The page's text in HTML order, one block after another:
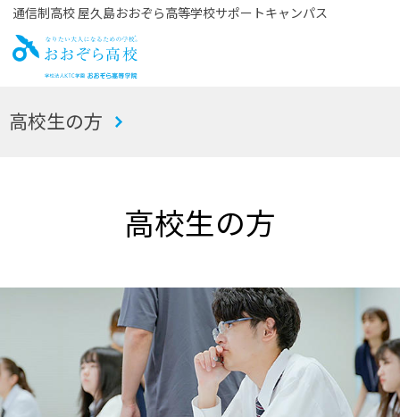
通信制高校 屋久島おおぞら高等学校サポートキャンパス
お
高校生の方
高校生の方